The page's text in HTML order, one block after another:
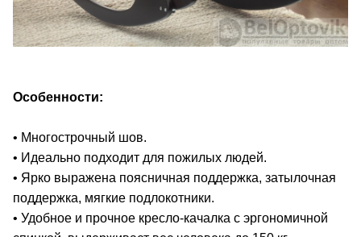
Особенности:
• Многострочный шов.
• Идеально подходит для пожилых людей.
• Ярко выражена поясничная поддержка, затылочная
поддержка, мягкие подлокотники.
• Удобное и прочное кресло-качалка с эргономичной